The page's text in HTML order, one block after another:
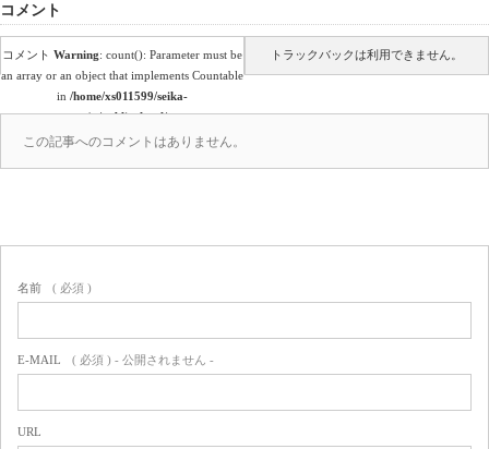
コメント
コメント Warning: count(): Parameter must be
an array or an object that implements Countable
in /home/xs011599/seika-
en.co.jp/public_html/wp-
content/themes/amore_tcd028/comments.php
トラックバックは利用できません。
この記事へのコメントはありません。
名前 ( 必須 )
E-MAIL ( 必須 ) - 公開されません -
URL